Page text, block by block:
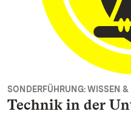
SONDERFÜHRUNG: WISSEN &
Technik in der